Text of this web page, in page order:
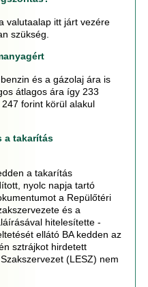
valutaalap itt járt vezére
szükség.
és a gázolaj ára is
átlagos ára így 233
forint körül alakul
a takarítás
a takarítás
nyolc napja tartó
a Repülőtéri
és a
hitelesítette -
ellátó BA kedden az
sztrájkot hirdetett
(LESZ) nem